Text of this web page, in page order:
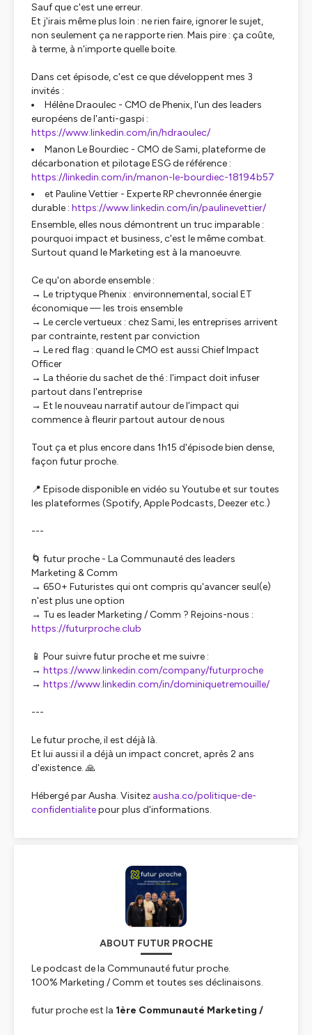
Sauf que c'est une erreur.
Et j'irais même plus loin : ne rien faire, ignorer le sujet,
non seulement ça ne rapporte rien. Mais pire : ça coûte,
à terme, à n'importe quelle boite.
Dans cet épisode, c'est ce que développent mes 3
invités :
Hélène Draoulec - CMO de Phenix, l'un des leaders
européens de l'anti-gaspi :
https://www.linkedin.com/in/hdraoulec/
Manon Le Bourdiec - CMO de Sami, plateforme de
décarbonation et pilotage ESG de référence :
https://linkedin.com/in/manon-le-bourdiec-18194b57
et Pauline Vettier - Experte RP chevronnée énergie
durable : https://www.linkedin.com/in/paulinevettier/
Ensemble, elles nous démontrent un truc imparable :
pourquoi impact et business, c'est le même combat.
Surtout quand le Marketing est à la manoeuvre.
Ce qu'on aborde ensemble :
→ Le triptyque Phenix : environnemental, social ET
économique — les trois ensemble
→ Le cercle vertueux : chez Sami, les entreprises arrivent
par contrainte, restent par conviction
→ Le red flag : quand le CMO est aussi Chief Impact
Officer
→ La théorie du sachet de thé : l'impact doit infuser
partout dans l'entreprise
→ Et le nouveau narratif autour de l'impact qui
commence à fleurir partout autour de nous
Tout ça et plus encore dans 1h15 d'épisode bien dense,
façon futur proche.
📍 Episode disponible en vidéo su Youtube et sur toutes
les plateformes (Spotify, Apple Podcasts, Deezer etc.)
---
🌀 futur proche - La Communauté des leaders
Marketing & Comm
→ 650+ Futuristes qui ont compris qu'avancer seul(e)
n'est plus une option
→ Tu es leader Marketing / Comm ? Rejoins-nous :
https://futurproche.club
📱 Pour suivre futur proche et me suivre :
→ https://www.linkedin.com/company/futurproche
→ https://www.linkedin.com/in/dominiquetremouille/
---
Le futur proche, il est déjà là.
Et lui aussi il a déjà un impact concret, après 2 ans
d'existence. 🙏
Hébergé par Ausha. Visitez ausha.co/politique-de-
confidentialitepour plus d'informations.
ABOUT FUTUR PROCHE
Le podcast de la Communauté futur proche.
100% Marketing / Comm et toutes ses déclinaisons.
futur proche est la 1ère Communauté Marketing /